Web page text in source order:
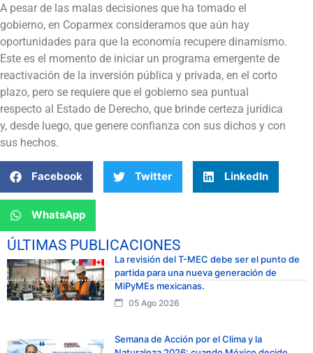
A pesar de las malas decisiones que ha tomado el
gobierno, en Coparmex consideramos que aún hay
oportunidades para que la economía recupere dinamismo.
Este es el momento de iniciar un programa emergente de
reactivación de la inversión pública y privada, en el corto
plazo, pero se requiere que el gobierno sea puntual
respecto al Estado de Derecho, que brinde certeza jurídica
y, desde luego, que genere confianza con sus dichos y con
sus hechos.
Facebook Twitter LinkedIn
WhatsApp
ÚLTIMAS PUBLICACIONES
La revisión del T-MEC debe ser el punto de
partida para una nueva generación de
MiPyMEs mexicanas.
05 Ago 2026
Semana de Acción por el Clima y la